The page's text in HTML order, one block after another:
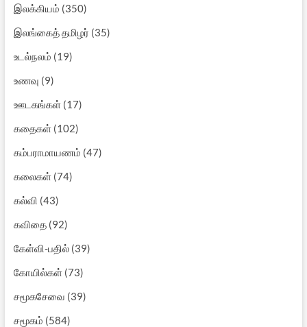
இலக்கியம் (350)
இலங்கைத் தமிழர் (35)
உடல்நலம் (19)
உணவு (9)
ஊடகங்கள்(17)
கதைகள்(102)
கம்பராமாயணம் (47)
கலைகள்(74)
கல்வி (43)
கவிதை(92)
கேள்வி-பதில்(39)
கோயில்கள்(73)
சமூகசேவை (39)
சமூகம் (584)